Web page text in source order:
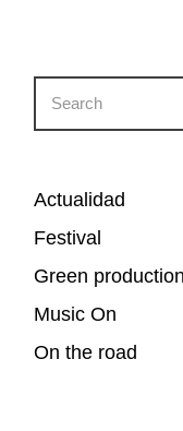
Search
for:
Actualidad
Festival
Green production
Music On
On the road